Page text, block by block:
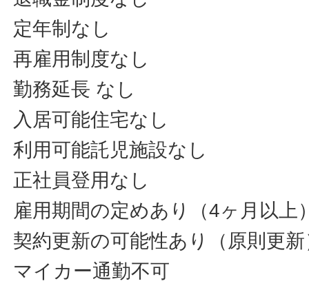
定年制なし
再雇用制度なし
勤務延長 なし
入居可能住宅なし
利用可能託児施設なし
正社員登用なし
雇用期間の定めあり（4ヶ月以上
契約更新の可能性あり（原則更
マイカー通勤不可